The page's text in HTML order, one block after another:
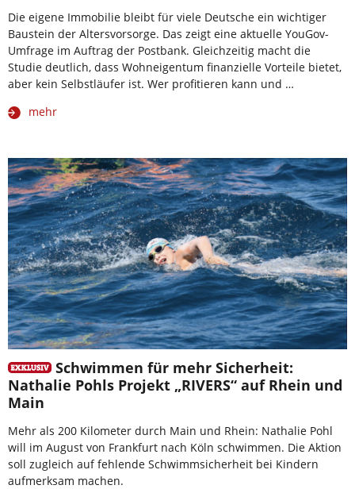
Die eigene Immobilie bleibt für viele Deutsche ein wichtiger
Baustein der Altersvorsorge. Das zeigt eine aktuelle YouGov-
Umfrage im Auftrag der Postbank. Gleichzeitig macht die
Studie deutlich, dass Wohneigentum finanzielle Vorteile bietet,
aber kein Selbstläufer ist. Wer profitieren kann und …
mehr
Schwimmen für mehr Sicherheit:
Nathalie Pohls Projekt „RIVERS“ auf Rhein und
Main
Mehr als 200 Kilometer durch Main und Rhein: Nathalie Pohl
will im August von Frankfurt nach Köln schwimmen. Die Aktion
soll zugleich auf fehlende Schwimmsicherheit bei Kindern
aufmerksam machen.